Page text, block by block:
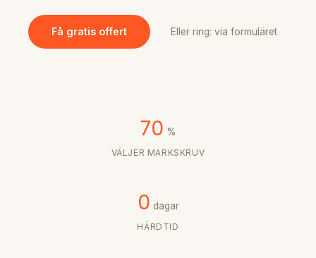
Få gratis offert Eller ring: via formuläret
70 %
VÄLJER MARKSKRUV
0 dagar
HÄRDTID